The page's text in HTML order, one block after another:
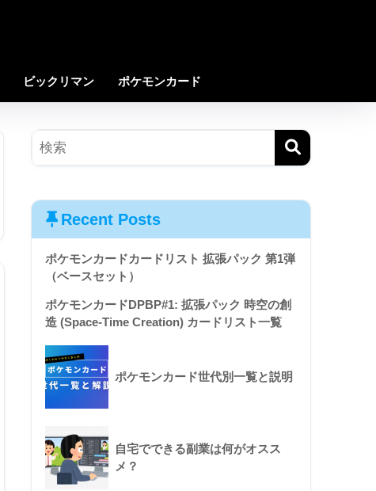
ビックリマン ポケモンカード
Recent Posts
ポケモンカードカードリスト 拡張パック 第1弾
（ベースセット）
ポケモンカードDPBP#1: 拡張パック 時空の創
造 (Space-Time Creation) カードリスト一覧
ポケモンカード世代別一覧と説明
自宅でできる副業は何がオスス
メ？